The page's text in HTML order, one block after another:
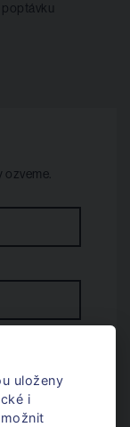
ozveme.
uloženy
i